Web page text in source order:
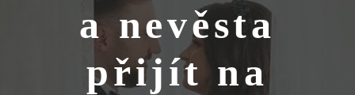
a nevěsta
přijít na